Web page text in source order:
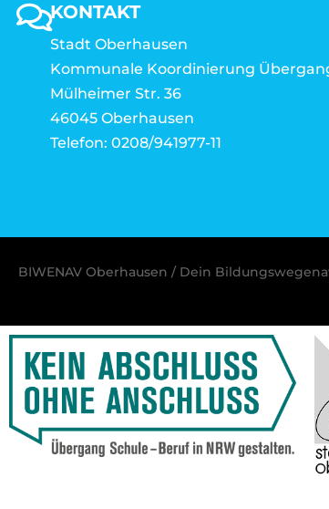
KONTAKT
Stadt Oberhausen
Kommunale Koordinierung
Mülheimer Str. 36
46045 Oberhausen
Telefon: 0208/941977-11
BIWENAV Oberhausen / Dein